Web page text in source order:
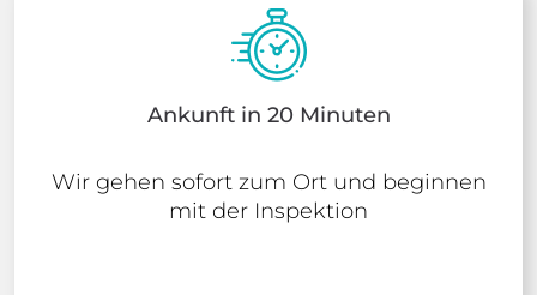
Ankunft in 20 Minuten
Wir gehen sofort zum Ort und beginnen
mit der Inspektion